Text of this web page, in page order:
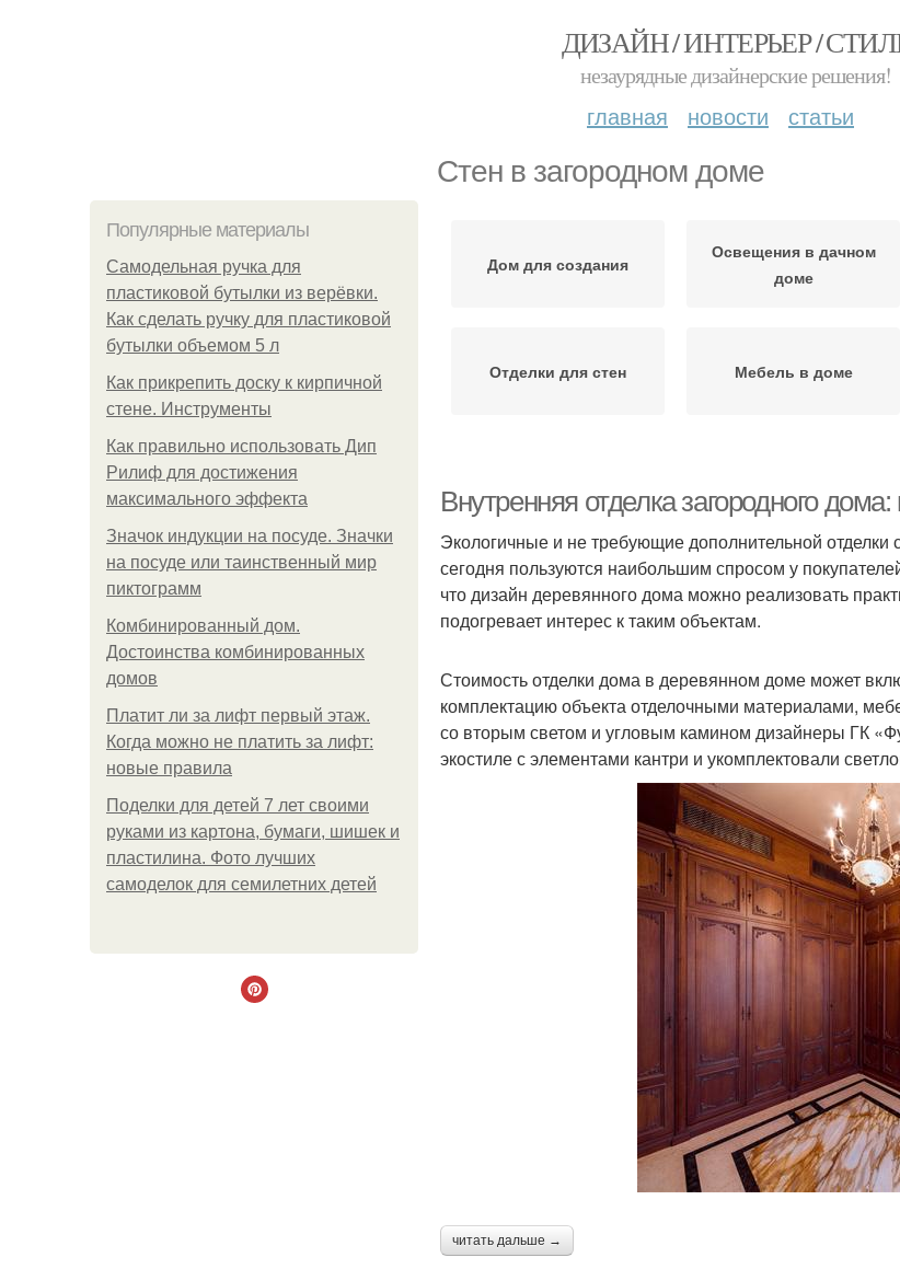
ДИЗАЙН / ИНТЕРЬЕР /
незаурядные дизайнерские решения!
главная новости статьи
Стен в загородном доме
Популярные материалы
Самодельная ручка для
пластиковой бутылки из верёвки.
Как сделать ручку для пластиковой
бутылки объемом 5 л
Как прикрепить доску к кирпичной
стене. Инструменты
Как правильно использовать Дип
Рилиф для достижения
максимального эффекта
Значок индукции на посуде. Значки
на посуде или таинственный мир
пиктограмм
Комбинированный дом.
Достоинства комбинированных
домов
Платит ли за лифт первый этаж.
Когда можно не платить за лифт:
новые правила
Поделки для детей 7 лет своими
руками из картона, бумаги, шишек и
пластилина. Фото лучших
самоделок для семилетних детей
Дом для создания
Освещения в дачном
доме
Отделки для стен Мебель в доме
Внутренняя отделка загородного
Экологичные и не требующие дополнительной
сегодня пользуются наибольшим спросом у
что дизайн деревянного дома можно реализовать
подогревает интерес к таким объектам.
Стоимость отделки дома в деревянном доме может
комплектацию объекта отделочными материалами,
со вторым светом и угловым камином дизайнеры ГК
экостиле с элементами кантри и укомплектовали
читать дальше →